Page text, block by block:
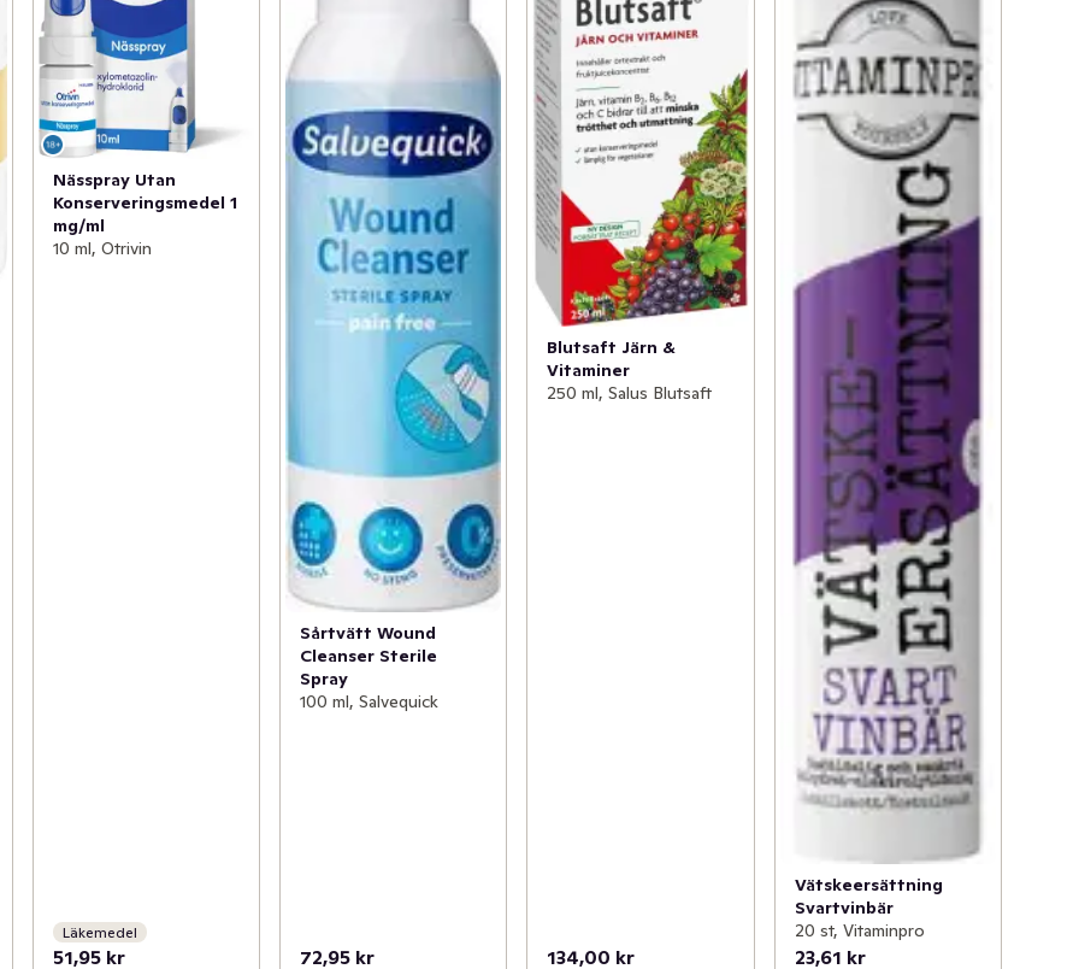
Nässpray Utan
Konserveringsmedel 1
mg/ml
10 ml, Otrivin
Läkemedel
51,95 kr
Sårtvätt Wound
Cleanser Sterile
Spray
100 ml, Salvequick
72,95 kr
Blutsaft Järn &
Vitaminer
250 ml, Salus Blutsaft
134,00 kr
Vätskeersättning
Svartvinbär
20 st, Vitaminpro
23,61 kr